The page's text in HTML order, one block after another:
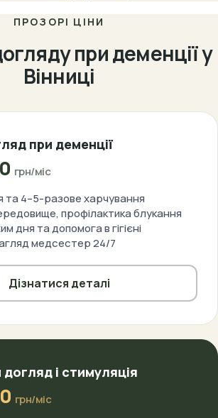
ПРОЗОРІ ЦІНИ
при деменції у
Вінниці
при деменції
грн/міс
та 4–5-разове харчування
профілактика блукання
дня та допомога в гігієні
медсестер 24/7
Дізнатися деталі
і стимуляція
грн/міс